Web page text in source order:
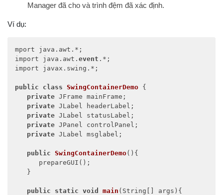
Manager đã cho và trình đệm đã xác định.
Ví dụ:
mport java.awt.*;
import java.awt. event .*;
import javax.swing.*;
public class SwingContainerDemo {
private JFrame mainFrame;
private JLabel headerLabel;
private JLabel statusLabel;
private JPanel controlPanel;
private JLabel msglabel;
public SwingContainerDemo( ) {
      prepareGUI();
   }
public static void main ( String[] args ) {